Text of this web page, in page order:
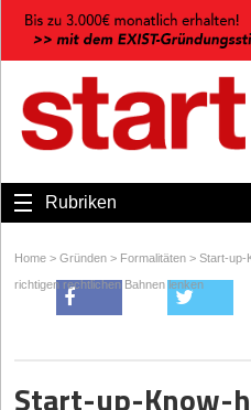
Rubriken
Home > Gründen > Formalitäten > Start-up-
richtigen rechtlichen Bahnen lenken
Start-up-Know-